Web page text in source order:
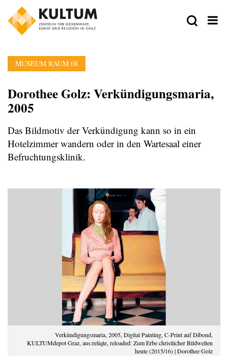
MUSEUM RAUM 08
Dorothee Golz: Verkündigungsmaria,
2005
Das Bildmotiv der Verkündigung kann so in ein
Hotelzimmer wandern oder in den Wartesaal einer
Befruchtungsklinik.
Verkündigungsmaria, 2005, Digital Painting, C-Print auf Dibond,
KULTUMdepot Graz, aus:reliqte, reloaded: Zum Erbe christlicher Bildwelten
heute (2015/16) | Dorothee Golz